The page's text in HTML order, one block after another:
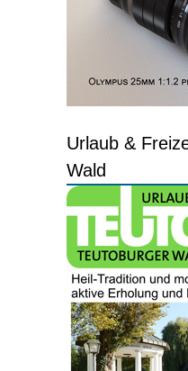
Urlaub &
Wald